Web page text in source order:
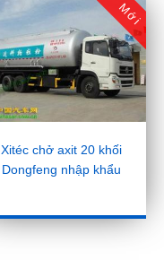
Mới
Xitéc chở axit 20 khối
Dongfeng nhập khẩu